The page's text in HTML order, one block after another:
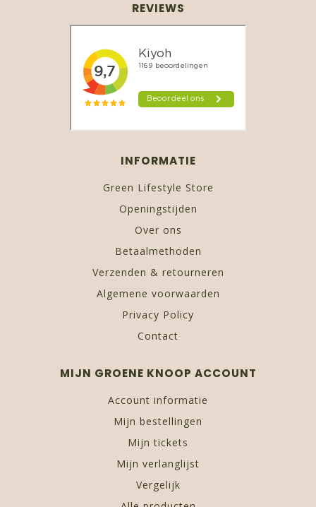
REVIEWS
INFORMATIE
Green Lifestyle Store
Openingstijden
Over ons
Betaalmethoden
Verzenden & retourneren
Algemene voorwaarden
Privacy Policy
Contact
MIJN GROENE KNOOP ACCOUNT
Account informatie
Mijn bestellingen
Mijn tickets
Mijn verlanglijst
Vergelijk